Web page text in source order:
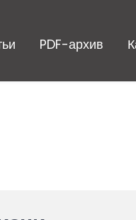
PDF-архив